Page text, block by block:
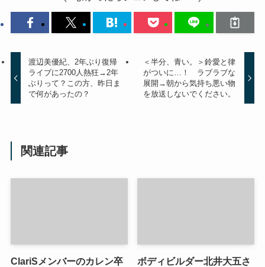
渡辺美優紀、2年ぶり復帰
ライブに2700人熱狂→2年
ぶりって？この方、昨日ま
で何があったの？
＜半分、青い。＞鈴愛と律
がついに…！ ラブラブな
展開→朝から気持ち悪い物
を放送しないでください。
関連記事
ClariSメンバーのカレン卒
ボディビルダー北井大五さ